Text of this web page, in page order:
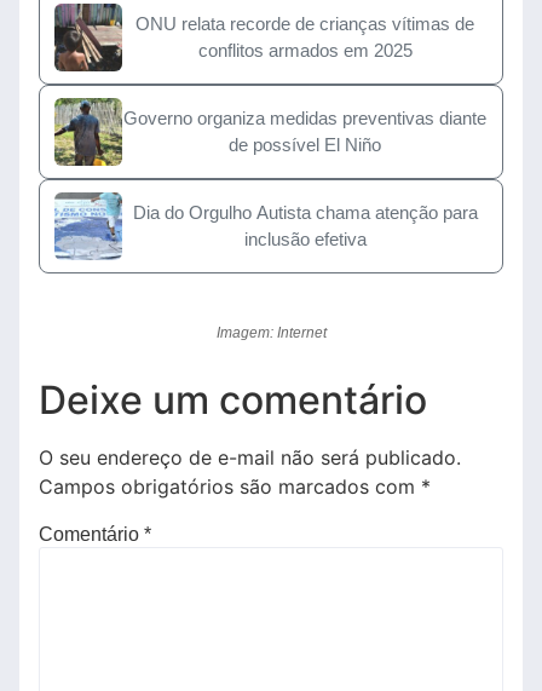
ONU relata recorde de crianças vítimas de
conflitos armados em 2025
Governo organiza medidas preventivas diante
de possível El Niño
Dia do Orgulho Autista chama atenção para
inclusão efetiva
Imagem: Internet
Deixe um comentário
O seu endereço de e-mail não será publicado.
Campos obrigatórios são marcados com *
Comentário *